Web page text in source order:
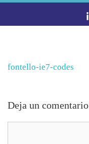
fontello-ie7-codes
Deja un comentario